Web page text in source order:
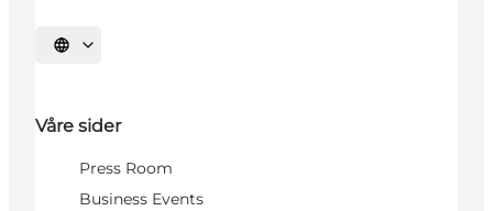
Velg språk
Våre sider
Press Room
Business Events